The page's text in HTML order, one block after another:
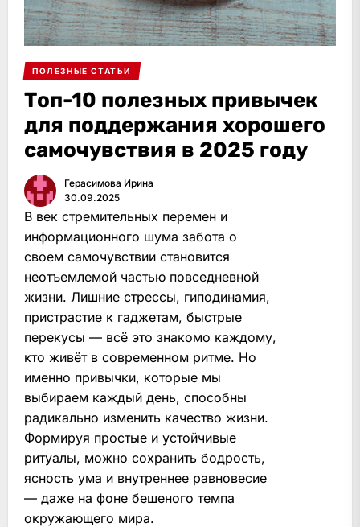
ПОЛЕЗНЫЕ СТАТЬИ
Топ-10 полезных привычек
для поддержания хорошего
самочувствия в 2025 году
Герасимова Ирина
30.09.2025
В век стремительных перемен и
информационного шума забота о
своем самочувствии становится
неотъемлемой частью повседневной
жизни. Лишние стрессы, гиподинамия,
пристрастие к гаджетам, быстрые
перекусы — всё это знакомо каждому,
кто живёт в современном ритме. Но
именно привычки, которые мы
выбираем каждый день, способны
радикально изменить качество жизни.
Формируя простые и устойчивые
ритуалы, можно сохранить бодрость,
ясность ума и внутреннее равновесие
— даже на фоне бешеного темпа
окружающего мира.